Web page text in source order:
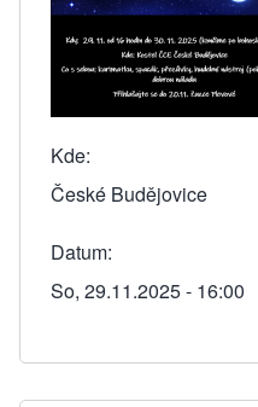
Kde
České Budějovice
Datum
So, 29.11.2025 - 16:00